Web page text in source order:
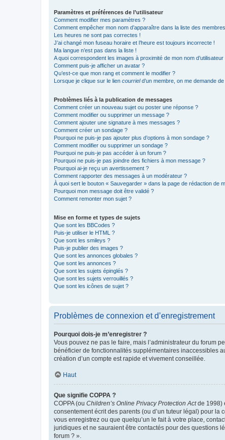
Paramètres et préférences de l’utilisateur
Comment modifier mes paramètres ?
Comment empêcher mon nom d’apparaître dans la liste des
Les heures ne sont pas correctes !
J’ai changé mon fuseau horaire et l’heure est toujours incorrecte !
Ma langue n’est pas dans la liste !
A quoi correspondent les images à proximité de mon nom d’utilisateur
Comment puis-je afficher un avatar ?
Qu’est-ce que mon rang et comment le modifier ?
Lorsque je clique sur le lien courrield’un membre, on me demande
Problèmes liés à la publication de messages
Comment créer un nouveau sujet ou poster une réponse ?
Comment modifier ou supprimer un message ?
Comment ajouter une signature à mes messages ?
Comment créer un sondage ?
Pourquoi ne puis-je pas ajouter plus d’options à mon sondage ?
Comment modifier ou supprimer un sondage ?
Pourquoi ne puis-je pas accéder à un forum ?
Pourquoi ne puis-je pas joindre des fichiers à mon message ?
Pourquoi ai-je reçu un avertissement ?
Comment rapporter des messages à un modérateur ?
À quoi sert le bouton « Sauvegarder » dans la page de rédaction de
Pourquoi mon message doit être validé ?
Comment remonter mon sujet ?
Mise en forme et types de sujets
Que sont les BBCodes ?
Puis-je utiliser le HTML ?
Que sont les smileys ?
Puis-je publier des images ?
Que sont les annonces globales ?
Que sont les annonces ?
Que sont les sujets épinglés ?
Que sont les sujets verrouillés ?
Que sont les icônes de sujet ?
Problèmes de connexion et d’enregistrement
Pourquoi dois-je m’enregistrer ?
Vous pouvez ne pas le faire, mais l’administrateur du forum
bénéficier de fonctionnalités supplémentaires inaccessibles
création d’un compte est rapide et vivement conseillée.
Haut
Que signifie COPPA ?
COPPA (ou Children’s Online Privacy Protection Actde 1998)
consentement écrit des parents (ou d’un tuteur légal) pour la
vous enregistrez ou que quelqu’un le fait à votre place,
juridiques et ne sauraient être contactés pour des questions
forum ? ».